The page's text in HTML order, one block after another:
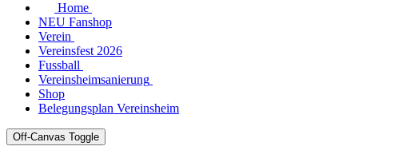
Home
NEU Fanshop
Verein
Vereinsfest 2026
Fussball
Vereinsheimsanierung
Shop
Belegungsplan Vereinsheim
Off-Canvas Toggle